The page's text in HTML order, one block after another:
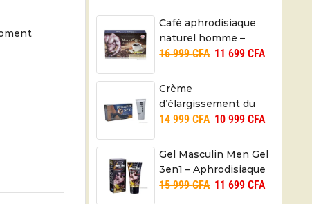
Café aphrodisiaque
naturel homme –
Viagra
16 999CFA 11 699CFA
Crème
d’élargissement du
Pénis – Developpe
14 999CFA 10 999CFA
Gel Masculin Men Gel
3en1 – Aphrodisiaque
15 999CFA 11 699CFA